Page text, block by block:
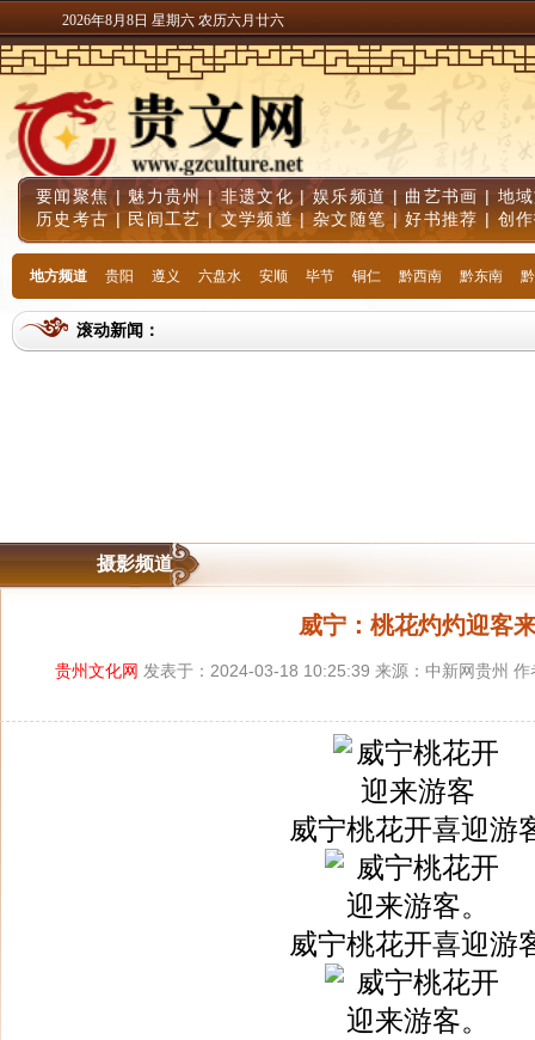
2026年8月8日 星期六 农历六月廿六
要闻聚焦| 魅力贵州|非遗文化 |娱乐频道 | 曲艺书画 | 地
历史考古 | 民间工艺 |文学频道|杂文随笔 |好书推荐 | 创
地方频道 贵阳 遵义 六盘水 安顺 毕节 铜仁 黔西南 黔东南
滚动新闻：
摄影频道
威宁：桃花灼灼迎客
贵州文化网 发表于：2024-03-18 10:25:39 来源：中新网贵州
威宁桃花开喜迎游
威宁桃花开喜迎游